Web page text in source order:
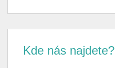
Kde nás najdete?